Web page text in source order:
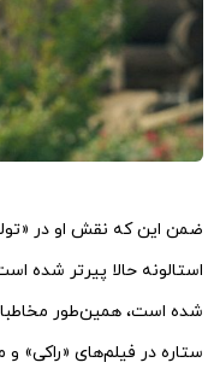
ضمن این که نقش او در
استالونه حالا پیر‌تر
شده است، همین‌طور
ستاره در فیلم‌های «راکی»